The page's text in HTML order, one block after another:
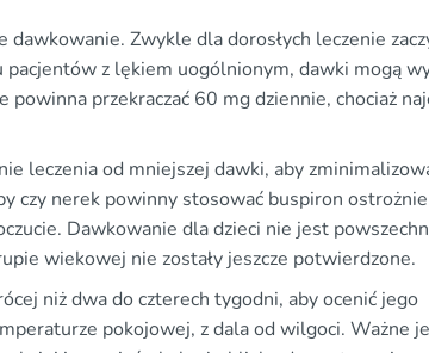
Zwykle dla dorosłych leczenie
z lękiem uogólnionym, dawki mogą
przekraczać 60 mg dziennie, chociaż
leczenia od mniejszej dawki, aby
czy nerek powinny stosować buspiron
Dawkowanie dla dzieci nie jest
wiekowej nie zostały jeszcze potwierdzone.
niż dwa do czterech tygodni, aby ocenić jego
pokojowej, z dala od wilgoci. Ważne